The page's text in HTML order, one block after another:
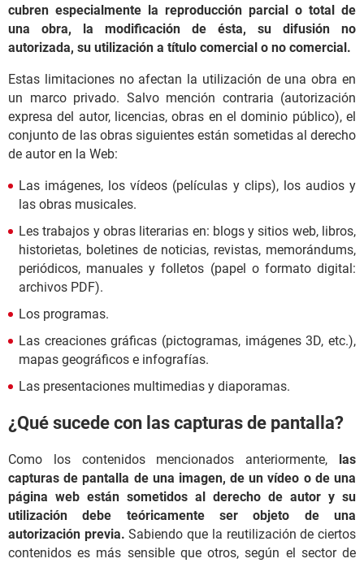
cubren especialmente la reproducción parcial o total de
una obra, la modificación de ésta, su difusión no
autorizada, su utilización a título comercial o no comercial.
Estas limitaciones no afectan la utilización de una obra en
un marco privado. Salvo mención contraria (autorización
expresa del autor, licencias, obras en el dominio público), el
conjunto de las obras siguientes están sometidas al derecho
de autor en la Web:
Las imágenes, los vídeos (películas y clips), los audios y
las obras musicales.
Les trabajos y obras literarias en: blogs y sitios web, libros,
historietas, boletines de noticias, revistas, memorándums,
periódicos, manuales y folletos (papel o formato digital:
archivos PDF).
Los programas.
Las creaciones gráficas (pictogramas, imágenes 3D, etc.),
mapas geográficos e infografías.
Las presentaciones multimedias y diaporamas.
¿Qué sucede con las capturas de pantalla?
Como los contenidos mencionados anteriormente, las
capturas de pantalla de una imagen, de un vídeo o de una
página web están sometidos al derecho de autor y su
utilización debe teóricamente ser objeto de una
autorización previa. Sabiendo que la reutilización de ciertos
contenidos es más sensible que otros, según el sector de